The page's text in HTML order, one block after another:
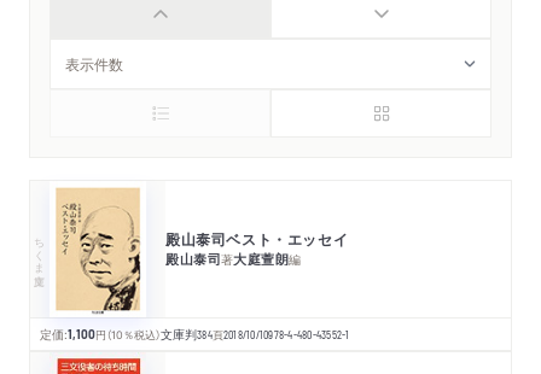
ちくま文庫 殿山泰司ベスト・エッセイ
殿山泰司著大庭萱朗編
定価:1,100円 （10％税込）文庫判384頁2018/10/10978-4-480-43552-1